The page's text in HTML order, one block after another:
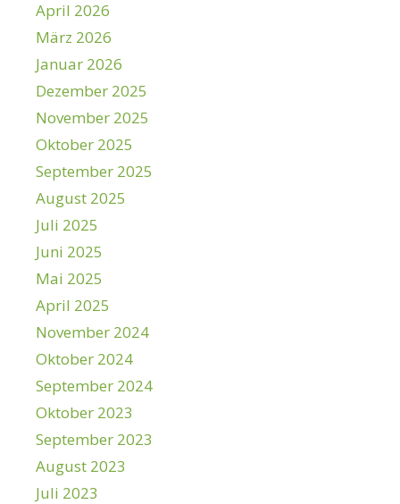
April 2026
März 2026
Januar 2026
Dezember 2025
November 2025
Oktober 2025
September 2025
August 2025
Juli 2025
Juni 2025
Mai 2025
April 2025
November 2024
Oktober 2024
September 2024
Oktober 2023
September 2023
August 2023
Juli 2023